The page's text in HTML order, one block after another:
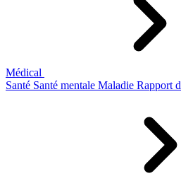
Médical
Santé Santé mentale Maladie Rapport